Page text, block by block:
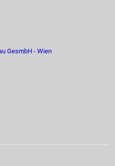
GesmbH - Wien